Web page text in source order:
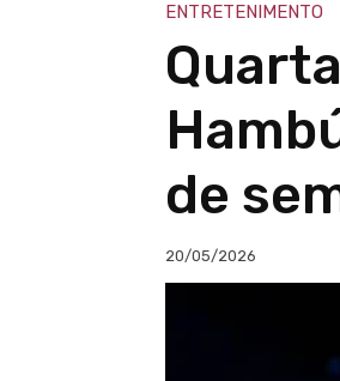
ENTRETENIMENTO
de
20/05/2026